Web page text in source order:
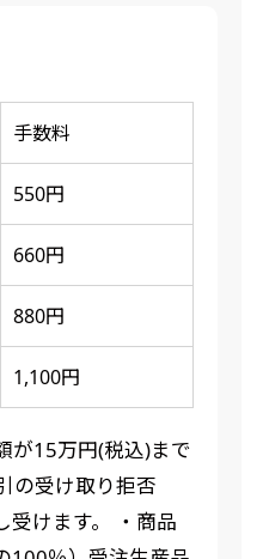
手数料
550円
660円
880円
1,100円
が15万円(税込)まで
の受け取り拒否
受けます。 ・商品